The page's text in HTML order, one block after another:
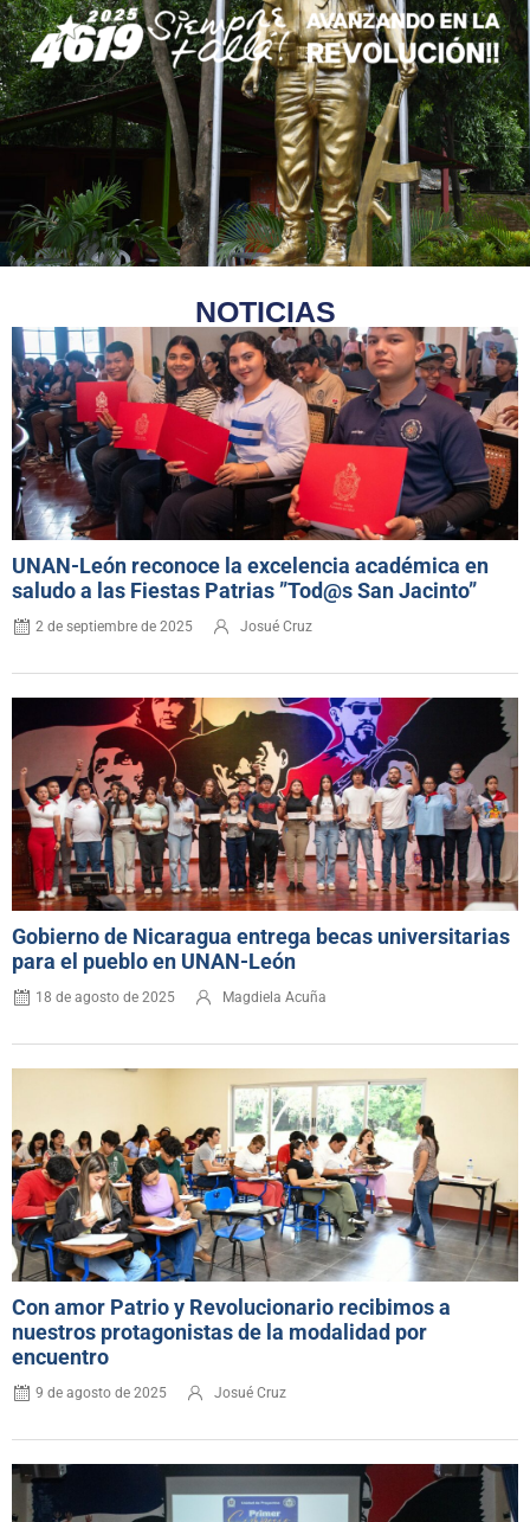
NOTICIAS
UNAN-León reconoce la excelencia académica en
saludo a las Fiestas Patrias ”Tod@s San Jacinto”
2 de septiembre de 2025 Josué Cruz
Gobierno de Nicaragua entrega becas universitarias
para el pueblo en UNAN-León
18 de agosto de 2025 Magdiela Acuña
Con amor Patrio y Revolucionario recibimos a
nuestros protagonistas de la modalidad por
encuentro
9 de agosto de 2025 Josué Cruz